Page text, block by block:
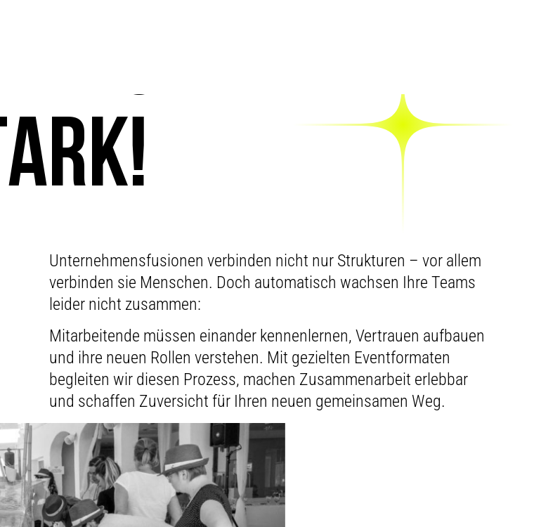
Unternehmensfusionen verbinden nicht nur Strukturen – vor allem
verbinden sie Menschen. Doch automatisch wachsen Ihre Teams
leider nicht zusammen:
Mitarbeitende müssen einander kennenlernen, Vertrauen aufbauen
und ihre neuen Rollen verstehen. Mit gezielten Eventformaten
begleiten wir diesen Prozess, machen Zusammenarbeit erlebbar
und schaffen Zuversicht für Ihren neuen gemeinsamen Weg.